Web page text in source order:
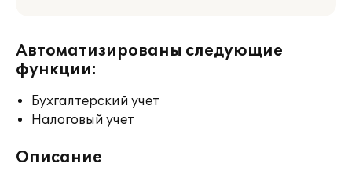
Автоматизированы следующие
функции:
Бухгалтерский учет
Налоговый учет
Описание